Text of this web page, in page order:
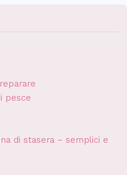
pesce
di stasera – semplici e